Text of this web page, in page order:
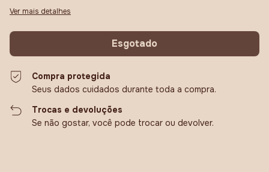
Ver mais detalhes
Compra protegida
Seus dados cuidados durante toda a compra.
Trocas e devoluções
Se não gostar, você pode trocar ou devolver.